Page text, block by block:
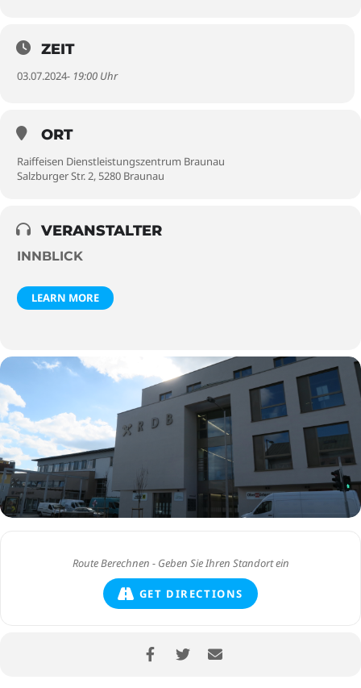
ZEIT
03.07.2024- 19:00 Uhr
ORT
Raiffeisen Dienstleistungszentrum Braunau
Salzburger Str. 2, 5280 Braunau
VERANSTALTER
INNBLICK
LEARN MORE
GET DIRECTIONS